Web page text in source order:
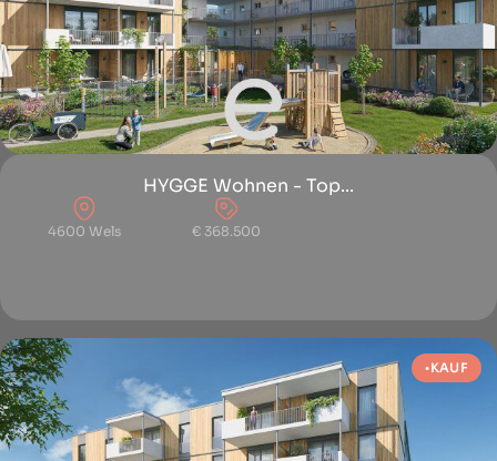
HYGGE Wohnen - Top...
4600 Wels € 368.500
KAUF